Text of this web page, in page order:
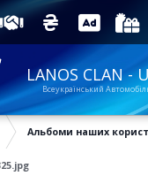
LANOS CLAN -
Всеукраїнський
Альбоми наших